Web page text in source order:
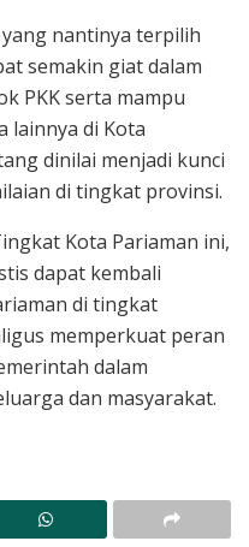
nantinya terpilih
semakin giat dalam
PKK serta mampu
lainnya di Kota
dinilai menjadi kunci
di tingkat provinsi.
Kota Pariaman ini,
dapat kembali
di tingkat
memperkuat peran
dalam
dan masyarakat.